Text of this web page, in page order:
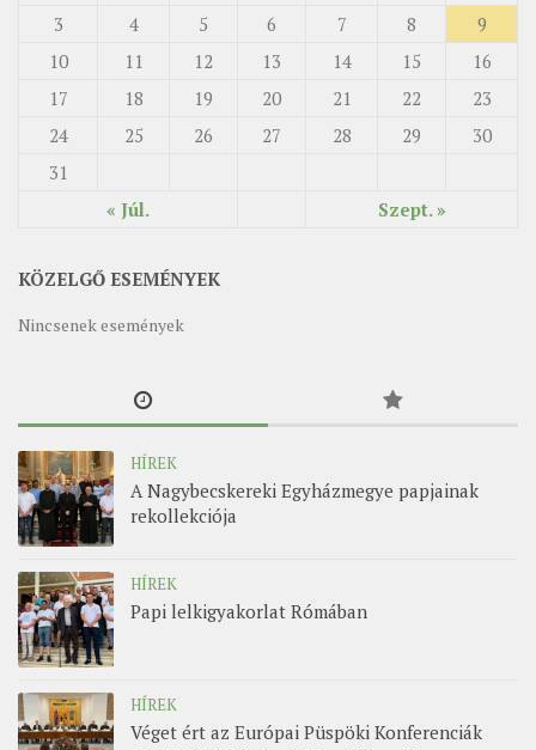
« Júl. Szept. »
3
4 5 6 7 8
9
10
11 12 13 14 15
16
17
18 19 20 21 22
23
24
25 26 27 28 29
30
31
KÖZELGŐ ESEMÉNYEK
Nincsenek események
HÍREK
A Nagybecskereki Egyházmegye papjainak
rekollekciója
HÍREK
Papi lelkigyakorlat Rómában
HÍREK
Véget ért az Európai Püspöki Konferenciák